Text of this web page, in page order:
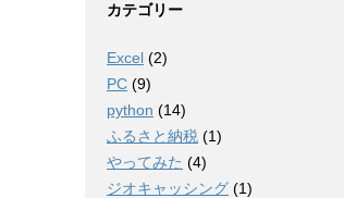
カテゴリー
Excel (2)
PC (9)
python (14)
ふるさと納税 (1)
やってみた (4)
ジオキャッシング (1)